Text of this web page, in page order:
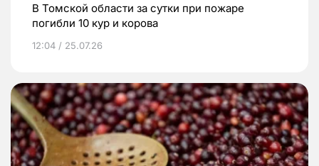
В Томской области за сутки при пожаре
погибли 10 кур и корова
12:04 / 25.07.26